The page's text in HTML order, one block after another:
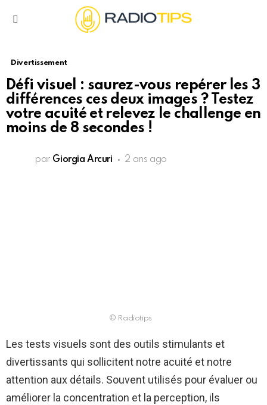
Divertissement
Défi visuel : saurez-vous repérer les 3
différences ces deux images ? Testez
votre acuité et relevez le challenge en
moins de 8 secondes !
par Giorgia Arcuri 2 ans ago
© Radiotips
Les tests visuels sont des outils stimulants et
divertissants qui sollicitent notre acuité et notre
attention aux détails. Souvent utilisés pour évaluer ou
améliorer la concentration et la perception, ils